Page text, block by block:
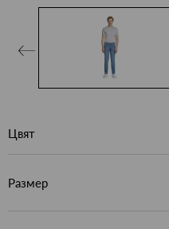
Цвят
Размер